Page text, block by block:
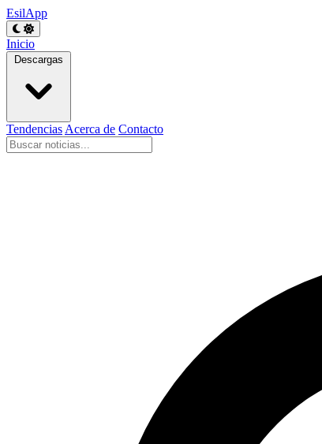
EsilApp
Inicio
Descargas
Tendencias Acerca de Contacto